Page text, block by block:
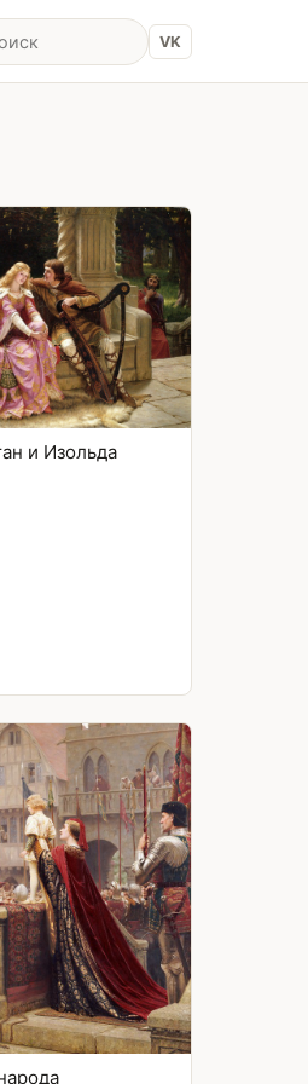
VK
и Изольда